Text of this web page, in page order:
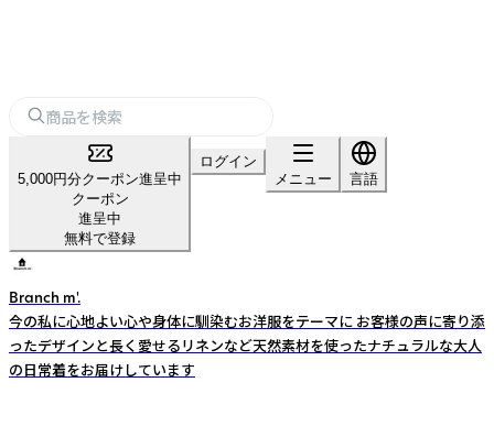
5,000円分クーポン進呈中
クーポン
進呈中
無料で登録
ログイン
メニュー
言語
Branch m'.
今の私に心地よい心や身体に馴染むお洋服をテーマに お客様の声に寄り添
ったデザインと長く愛せるリネンなど天然素材を使ったナチュラルな大人
の日常着をお届けしています